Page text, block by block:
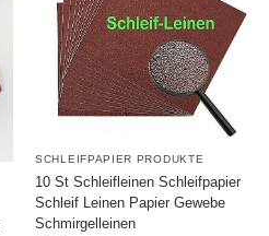
SCHLEIFPAPIER PRODUKTE
10 St Schleifleinen Schleifpapier
Schleif Leinen Papier Gewebe
Schmirgelleinen